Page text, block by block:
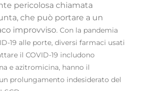
pericolosa chiamata
che può portare a un
improvviso. Con la pandemia
19 alle porte, diversi farmaci usati
il COVID-19 includono
e azitromicina, hanno il
prolungamento indesiderato del